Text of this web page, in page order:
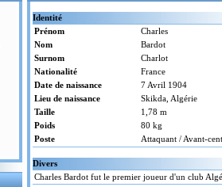
Identité
Prénom
Charles
Nom
Bardot
Surnom
Charlot
Nationalité
France
Date de naissance
7 Avril 1904
Lieu de naissance
Skikda, Algérie
Taille
1,78 m
Poids
80 kg
Poste
Attaquant / Avant-
Divers
Charles Bardot fut le premier joueur d'un club